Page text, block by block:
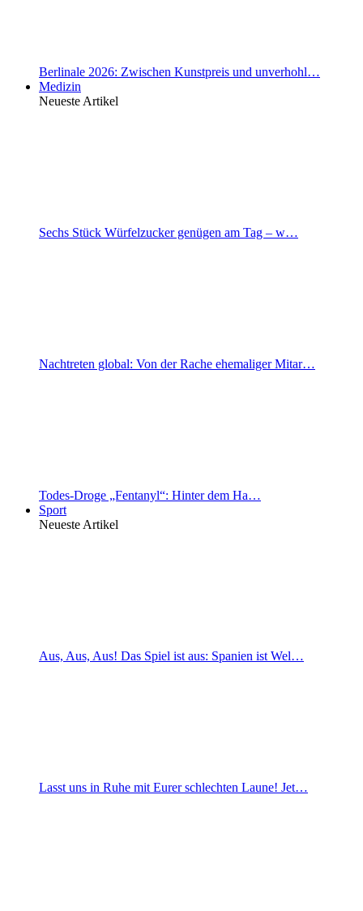
Berlinale 2026: Zwischen Kunstpreis und unverhohl…
Medizin
Neueste Artikel
Sechs Stück Würfelzucker genügen am Tag – w…
Nachtreten global: Von der Rache ehemaliger Mitar…
Todes-Droge „Fentanyl“: Hinter dem Ha…
Sport
Neueste Artikel
Aus, Aus, Aus! Das Spiel ist aus: Spanien ist Wel…
Lasst uns in Ruhe mit Eurer schlechten Laune! Jet…